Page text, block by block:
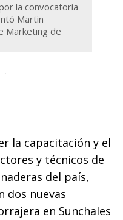
la convocatoria
Martin
Marketing de
la capacitación y el
y técnicos de
del país,
dos nuevas
en Sunchales